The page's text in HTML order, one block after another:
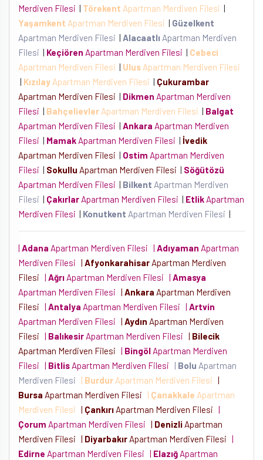
Merdiven Filesi | Törekent Apartman Merdiven Filesi |
Yaşamkent Apartman Merdiven Filesi | Güzelkent
Apartman Merdiven Filesi | Alacaatlı Apartman Merdiven
Filesi | Keçiören Apartman Merdiven Filesi | Cebeci
Apartman Merdiven Filesi | Ulus Apartman Merdiven Filesi
| Kızılay Apartman Merdiven Filesi | Çukurambar
Apartman Merdiven Filesi | Dikmen Apartman Merdiven
Filesi | Bahçelievler Apartman Merdiven Filesi | Balgat
Apartman Merdiven Filesi | Ankara Apartman Merdiven
Filesi | Mamak Apartman Merdiven Filesi | İvedik
Apartman Merdiven Filesi | Ostim Apartman Merdiven
Filesi | Sokullu Apartman Merdiven Filesi | Söğütözü
Apartman Merdiven Filesi | Bilkent Apartman Merdiven
Filesi | Çakırlar Apartman Merdiven Filesi | Etlik Apartman
Merdiven Filesi | Konutkent Apartman Merdiven Filesi |
| Adana Apartman Merdiven Filesi | Adıyaman Apartman
Merdiven Filesi | Afyonkarahisar Apartman Merdiven
Filesi | Ağrı Apartman Merdiven Filesi | Amasya
Apartman Merdiven Filesi | Ankara Apartman Merdiven
Filesi | Antalya Apartman Merdiven Filesi | Artvin
Apartman Merdiven Filesi | Aydın Apartman Merdiven
Filesi | Balıkesir Apartman Merdiven Filesi | Bilecik
Apartman Merdiven Filesi | Bingöl Apartman Merdiven
Filesi | Bitlis Apartman Merdiven Filesi | Bolu Apartman
Merdiven Filesi
| Burdur Apartman Merdiven Filesi |
Bursa Apartman Merdiven Filesi | Çanakkale Apartman
Merdiven Filesi | Çankırı Apartman Merdiven Filesi |
Çorum Apartman Merdiven Filesi | Denizli Apartman
Merdiven Filesi | Diyarbakır Apartman Merdiven Filesi |
Edirne Apartman Merdiven Filesi | Elazığ Apartman